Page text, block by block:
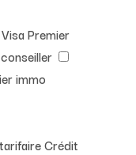
Visa Premier
immo
Crédit